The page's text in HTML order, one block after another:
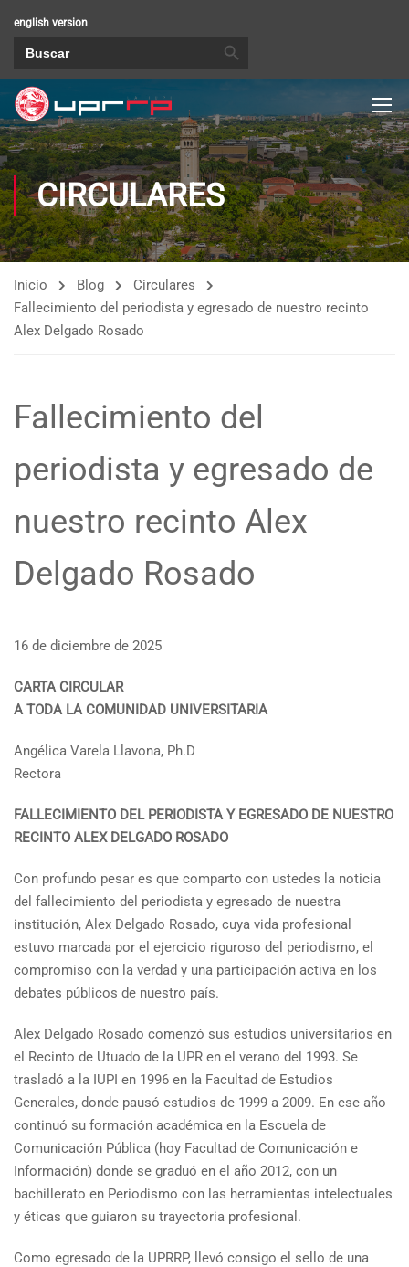
english version
CIRCULARES
Inicio Blog
Circulares
Fallecimiento del periodista y egresado de nuestro recinto
Alex Delgado Rosado
Fallecimiento del
periodista y egresado de
nuestro recinto Alex
Delgado Rosado
16 de diciembre de 2025
CARTA CIRCULAR
A TODA LA COMUNIDAD UNIVERSITARIA
Angélica Varela Llavona, Ph.D
Rectora
FALLECIMIENTO DEL PERIODISTA Y EGRESADO DE NUESTRO
RECINTO ALEX DELGADO ROSADO
Con profundo pesar es que comparto con ustedes la noticia
del fallecimiento del periodista y egresado de nuestra
institución, Alex Delgado Rosado, cuya vida profesional
estuvo marcada por el ejercicio riguroso del periodismo, el
compromiso con la verdad y una participación activa en los
debates públicos de nuestro país.
Alex Delgado Rosado comenzó sus estudios universitarios en
el Recinto de Utuado de la UPR en el verano del 1993. Se
trasladó a la IUPI en 1996 en la Facultad de Estudios
Generales, donde pausó estudios de 1999 a 2009. En ese año
continuó su formación académica en la Escuela de
Comunicación Pública (hoy Facultad de Comunicación e
Información) donde se graduó en el año 2012, con un
bachillerato en Periodismo con las herramientas intelectuales
y éticas que guiaron su trayectoria profesional.
Como egresado de la UPRRP, llevó consigo el sello de una